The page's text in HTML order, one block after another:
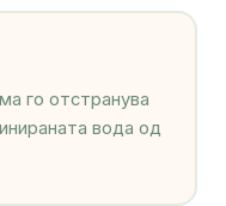
го отстранува
вода од